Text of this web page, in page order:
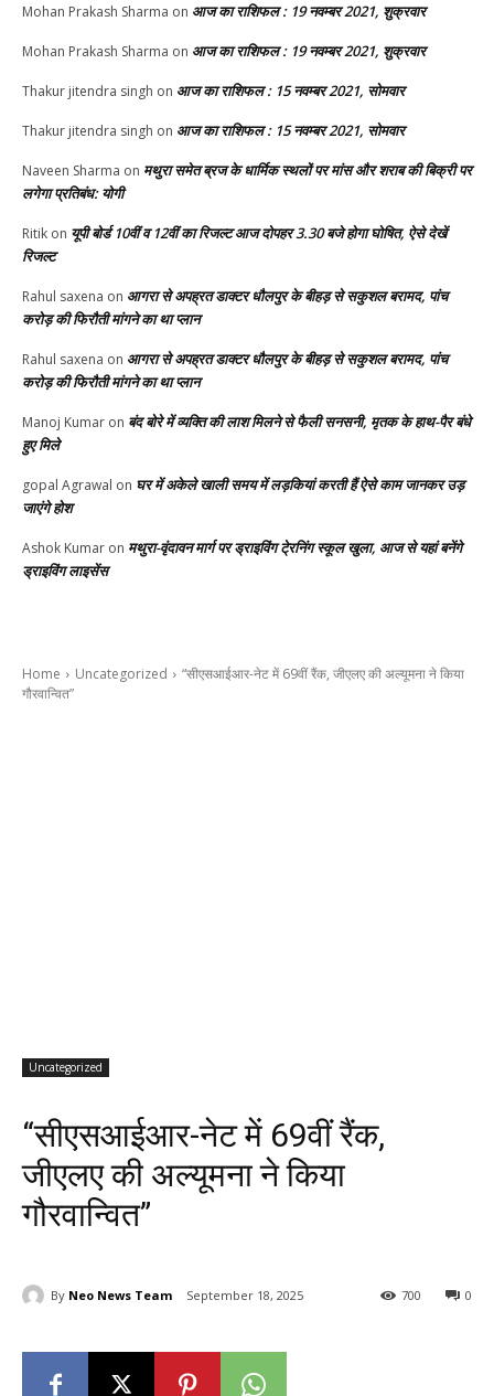
Mohan Prakash Sharma on आज का राशिफल : 19 नवम्बर 2021, शुक्रवार
Mohan Prakash Sharma on आज का राशिफल : 19 नवम्बर 2021, शुक्रवार
Thakur jitendra singh on आज का राशिफल : 15 नवम्बर 2021, सोमवार
Thakur jitendra singh on आज का राशिफल : 15 नवम्बर 2021, सोमवार
Naveen Sharma on मथुरा समेत ब्रज के धार्मिक स्थलों पर मांस और शराब की बिक्री पर
लगेगा प्रतिबंध: योगी
Ritik on यूपी बोर्ड 10वीं व 12वीं का रिजल्ट आज दोपहर 3.30 बजे होगा घोषित, ऐसे देखें
रिजल्ट
Rahul saxena on आगरा से अपह्रत डाक्टर धौलपुर के बीहड़ से सकुशल बरामद, पांच
करोड़ की फिरौती मांगने का था प्लान
Rahul saxena on आगरा से अपह्रत डाक्टर धौलपुर के बीहड़ से सकुशल बरामद, पांच
करोड़ की फिरौती मांगने का था प्लान
Manoj Kumar on बंद बोरे में व्यक्ति की लाश मिलने से फैली सनसनी, मृतक के हाथ-पैर बंधे
हुए मिले
gopal Agrawal on घर में अकेले खाली समय में लड़कियां करती हैं ऐसे काम जानकर उड़
जाएंगे होश
Ashok Kumar on मथुरा-वृंदावन मार्ग पर ड्राइविंग टे्रनिंग स्कूल खुला, आज से यहां बनेंगे
ड्राइविंग लाइसेंस